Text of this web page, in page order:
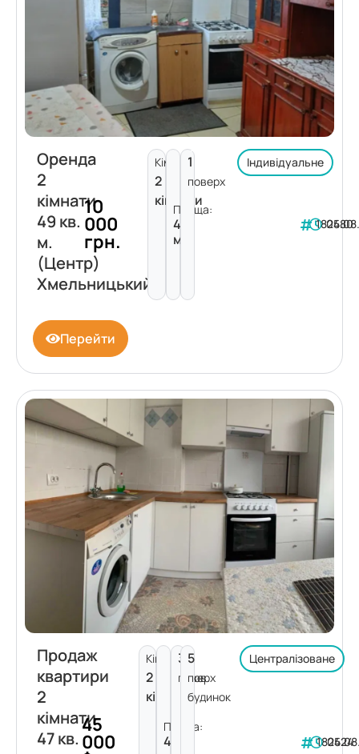
Оренда
2
кімнати
49 кв.
м.
(Центр)
Хмельницький
10
000
грн.
Кімнат:
2
кімнати
Площа:
49
м²
1
поверх
Індивідуальне
182480
Перейти
Продаж
квартири
2
кімнати
47 кв.
45
000
Кімнат:
2
кімнати
Площа:
47
3
поверх
5
пов.
будинок
Централізоване
182424